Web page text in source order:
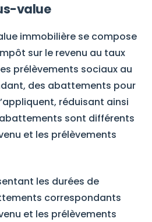
value
immobilière se compose
sur le revenu au taux
prélèvements sociaux au
des abattements pour
réduisant ainsi
sont différents
et les prélèvements
les durées de
correspondants
et les prélèvements